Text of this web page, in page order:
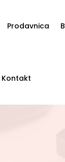
Prodavnica
Kontakt